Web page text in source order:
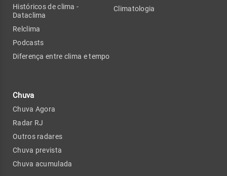
Históricos de clima -
Dataclima
Relclima
Podcasts
Diferença entre clima e tempo
Chuva
Chuva Agora
Radar RJ
Outros radares
Chuva prevista
Chuva acumulada
Climatologia